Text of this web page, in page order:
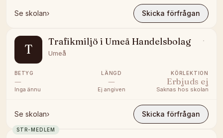
Se skolan› Skicka förfrågan
T
Trafikmiljö i Umeå Handelsbolag
Umeå
BETYG
—
Inga ännu
LÄNGD
—
Ej angiven
KÖRLEKTION
Erbjuds ej
Saknas hos skolan
Se skolan› Skicka förfrågan
STR-MEDLEM